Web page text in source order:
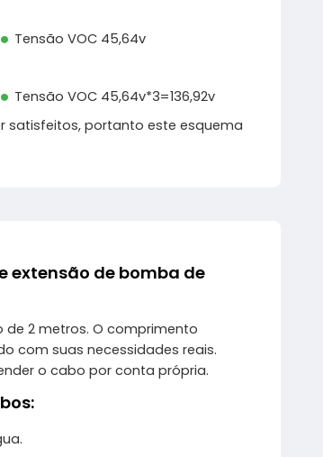
Tensão VOC 45,64v
Tensão VOC 45,64v*3=136,92v
satisfeitos, portanto este esquema
extensão de bomba de
2 metros. O comprimento
com suas necessidades reais.
o cabo por conta própria.